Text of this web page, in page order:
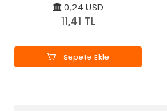
0,24 USD
11,41 TL
Sepete Ekle